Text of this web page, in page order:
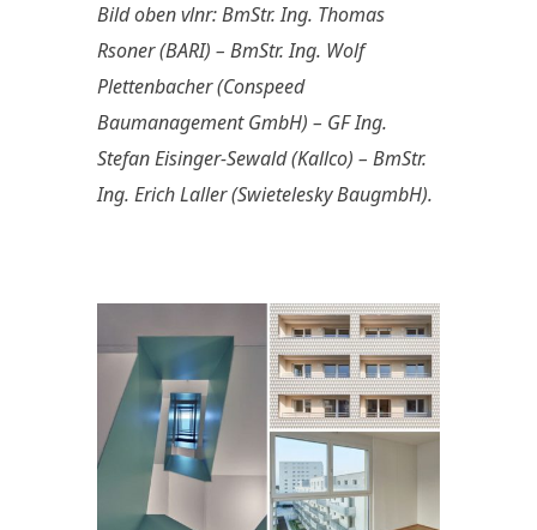
Bild oben vlnr: BmStr. Ing. Thomas
Rsoner (BARI) – BmStr. Ing. Wolf
Plettenbacher (Conspeed
Baumanagement GmbH) – GF Ing.
Stefan Eisinger-Sewald (Kallco) – BmStr.
Ing. Erich Laller (Swietelesky BaugmbH).